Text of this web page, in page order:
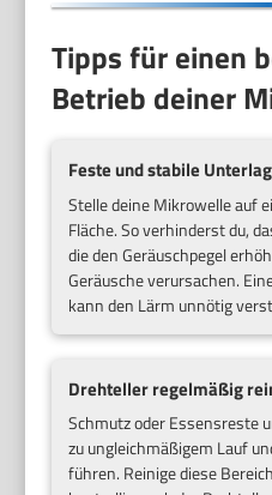
Tipps für einen
Betrieb deiner
Feste und stabile
Stelle deine Mikrowelle auf
Fläche. So verhinderst du,
die den Geräuschpegel
Geräusche verursachen.
kann den Lärm unnötig
Drehteller regelmäßig
Schmutz oder Essensreste
zu ungleichmäßigem Lauf
führen. Reinige diese